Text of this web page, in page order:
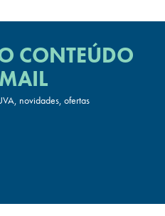
CONTEÚDO
novidades, ofertas